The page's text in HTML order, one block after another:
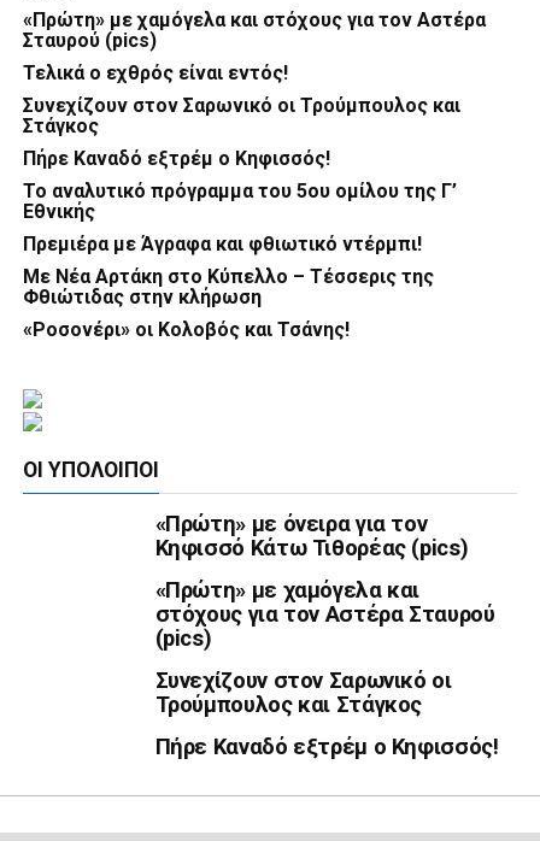
«Πρώτη» με χαμόγελα και στόχους για τον Αστέρα
Σταυρού (pics)
Τελικά ο εχθρός είναι εντός!
Συνεχίζουν στον Σαρωνικό οι Τρούμπουλος και
Στάγκος
Πήρε Καναδό εξτρέμ ο Κηφισσός!
Το αναλυτικό πρόγραμμα του 5ου ομίλου της Γ’
Εθνικής
Πρεμιέρα με Άγραφα και φθιωτικό ντέρμπι!
Με Νέα Αρτάκη στο Κύπελλο – Τέσσερις της
Φθιώτιδας στην κλήρωση
«Ροσονέρι» οι Κολοβός και Τσάνης!
ΟΙ ΥΠΌΛΟΙΠΟΙ
«Πρώτη» με όνειρα για τον
Κηφισσό Κάτω Τιθορέας (pics)
«Πρώτη» με χαμόγελα και
στόχους για τον Αστέρα Σταυρού
(pics)
Συνεχίζουν στον Σαρωνικό οι
Τρούμπουλος και Στάγκος
Πήρε Καναδό εξτρέμ ο Κηφισσός!